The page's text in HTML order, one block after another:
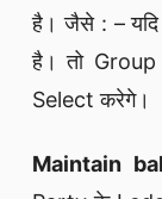
है। जैसे : – यदि
है। तो
Select करेगे।
Maintain